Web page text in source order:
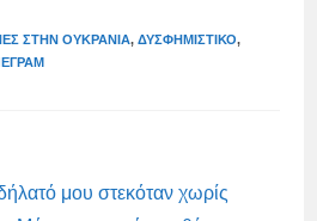
ΣΤΗΝ ΟΥΚΡΑΝΊΑ, ΔΥΣΦΗΜΙΣΤΙΚΌ,
μου στεκόταν χωρίς